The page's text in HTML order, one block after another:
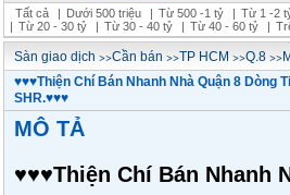
Tất cả
| Dưới 500 triệu | Từ 500 -1 tỷ | Từ 1 -2
| Từ 20 - 30 tỷ | Từ 30 - 40 tỷ | Từ 40 - 60 tỷ |
Sàn giao dịch >>Cần bán >>TP HCM >>Q.8 >>
♥️♥️♥️Thiện Chí Bán Nhanh Nhà Quận 8 Dòng
SHR.♥️♥️♥️
MÔ TẢ
♥️♥️♥️Thiện Chí Bán Nhanh